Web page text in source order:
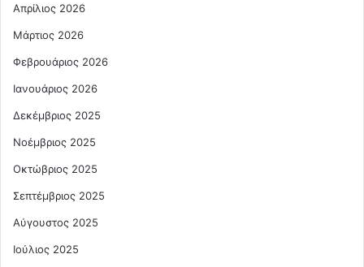
Απρίλιος 2026
Μάρτιος 2026
Φεβρουάριος 2026
Ιανουάριος 2026
Δεκέμβριος 2025
Νοέμβριος 2025
Οκτώβριος 2025
Σεπτέμβριος 2025
Αύγουστος 2025
Ιούλιος 2025